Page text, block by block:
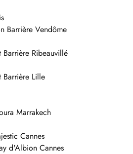
Barrière Vendôme
Ribeauvillé
Barrière Lille
Marrakech
Cannes
d'Albion Cannes